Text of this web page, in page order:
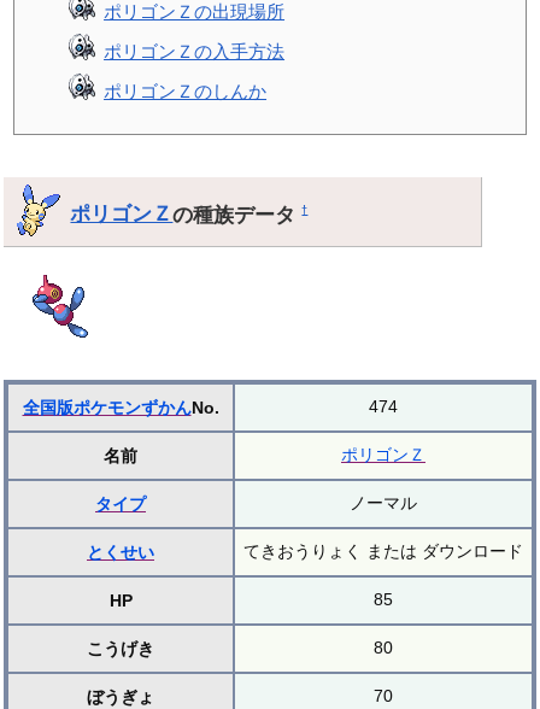
ポリゴンＺの出現場所
ポリゴンＺの入手方法
ポリゴンＺのしんか
ポリゴンＺの種族データ†
全国版ポケモンずかんNo. 474
名前 ポリゴンＺ
タイプ ノーマル
とくせい てきおうりょく または ダウンロード
HP 85
こうげき 80
ぼうぎょ 70